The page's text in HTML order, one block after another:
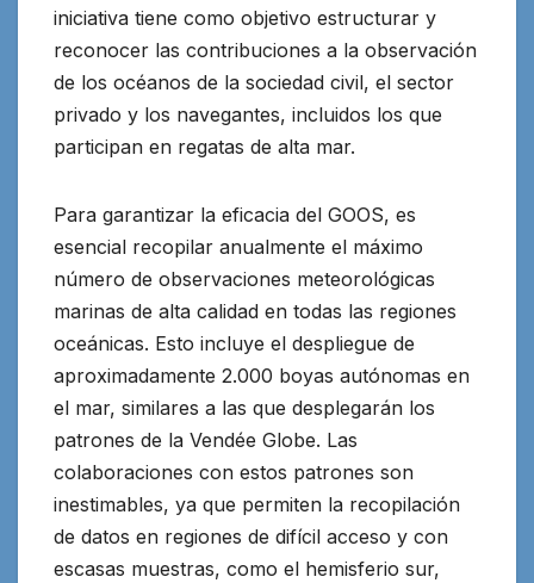
iniciativa tiene como objetivo estructurar y
reconocer las contribuciones a la observación
de los océanos de la sociedad civil, el sector
privado y los navegantes, incluidos los que
participan en regatas de alta mar.
Para garantizar la eficacia del GOOS, es
esencial recopilar anualmente el máximo
número de observaciones meteorológicas
marinas de alta calidad en todas las regiones
oceánicas. Esto incluye el despliegue de
aproximadamente 2.000 boyas autónomas en
el mar, similares a las que desplegarán los
patrones de la Vendée Globe. Las
colaboraciones con estos patrones son
inestimables, ya que permiten la recopilación
de datos en regiones de difícil acceso y con
escasas muestras, como el hemisferio sur,